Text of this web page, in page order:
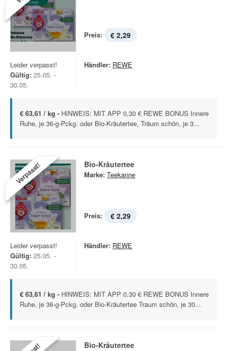
Preis: € 2,29
Leider verpasst!
Gültig: 25.05. -
30.05.
Händler: REWE
€ 63,61 / kg - HINWEIS: MIT APP 0,30 € REWE BONUS Innere
Ruhe, je 36-g-Pckg. oder Bio-Kräutertee, Träum schön, je 3...
Verpasst! Bio-Kräutertee
Marke: Teekanne
Preis: € 2,29
Leider verpasst!
Gültig: 25.05. -
30.05.
Händler: REWE
€ 63,61 / kg - HINWEIS: MIT APP 0,30 € REWE BONUS Innere
Ruhe, je 36-g-Pckg. oder Bio-Kräutertee Traum schön, je 30...
Bio-Kräutertee